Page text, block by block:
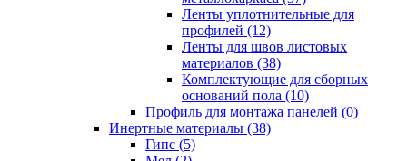
Ленты уплотнительные для
профилей (12)
Ленты для швов листовых
материалов (38)
Комплектующие для сборных
оснований пола (10)
Профиль для монтажа панелей (0)
Инертные материалы (38)
Гипс (5)